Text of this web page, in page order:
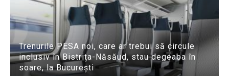
Trenurile PESA noi, care ar trebui să circule
inclusiv în Bistrița-Năsăud, stau degeaba în
soare, la București